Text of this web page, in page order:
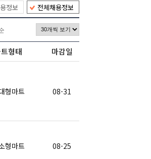
정보 전체채용정보
형태 마감일
형마트 08-31
형마트 08-25